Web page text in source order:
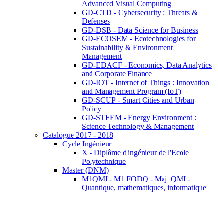
Advanced Visual Computing
GD-CTD - Cybersecurity : Threats &
Defenses
GD-DSB - Data Science for Business
GD-ECOSEM - Ecotechnologies for
Sustainability & Environment
Management
GD-EDACF - Economics, Data Analytics
and Corporate Finance
GD-IOT - Internet of Things : Innovation
and Management Program (IoT)
GD-SCUP - Smart Cities and Urban
Policy
GD-STEEM - Energy Environment :
Science Technology & Management
Catalogue 2017 - 2018
Cycle Ingénieur
X - Diplôme d'ingénieur de l'Ecole
Polytechnique
Master (DNM)
M1QMI - M1 FODQ - Maj. QMI -
Quantique, mathematiques, informatique